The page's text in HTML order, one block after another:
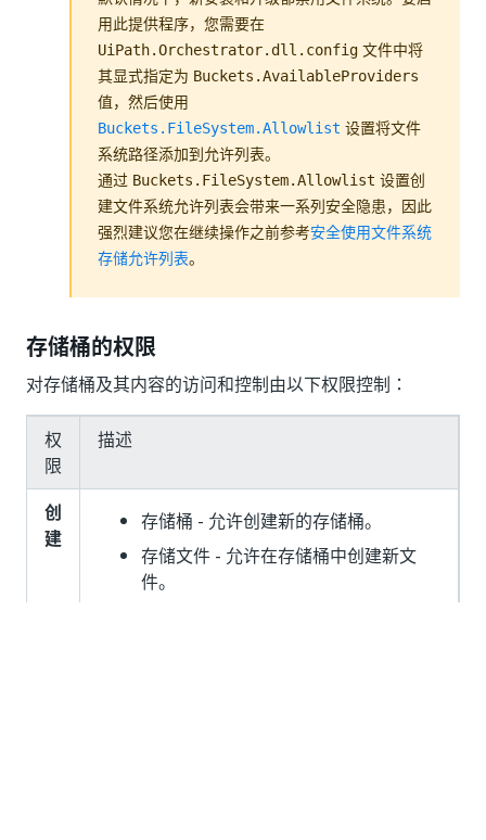
用此提供程序，您需要在
UiPath.Orchestrator.dll.config 文件中将
其显式指定为 Buckets.AvailableProviders
值，然后使用
Buckets.FileSystem.Allowlist 设置将文件
系统路径添加到允许列表。
通过 Buckets.FileSystem.Allowlist 设置创
建文件系统允许列表会带来一系列安全隐患，因此
强烈建议您在继续操作之前参考安全使用文件系统
存储允许列表。
存储桶的权限
对存储桶及其内容的访问和控制由以下权限控制：
权
限
描述
创
建
存储桶 - 允许创建新的存储桶。
存储文件 - 允许在存储桶中创建新文
件。